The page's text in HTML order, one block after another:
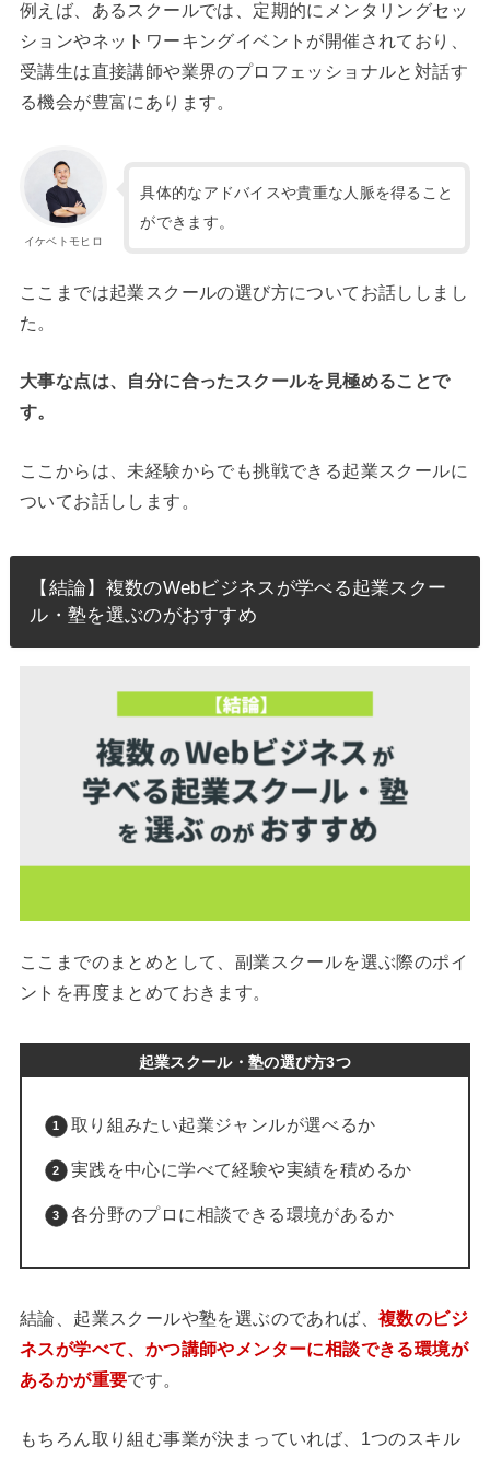
例えば、あるスクールでは、定期的にメンタリングセッ
ションやネットワーキングイベントが開催されており、
受講生は直接講師や業界のプロフェッショナルと対話す
る機会が豊富にあります。
イケベトモヒロ
具体的なアドバイスや貴重な人脈を得ること
ができます。
ここまでは起業スクールの選び方についてお話ししまし
た。
大事な点は、自分に合ったスクールを見極めることで
す。
ここからは、未経験からでも挑戦できる起業スクールに
ついてお話しします。
【結論】複数のWebビジネスが学べる起業スクー
ル・塾を選ぶのがおすすめ
ここまでのまとめとして、副業スクールを選ぶ際のポイ
ントを再度まとめておきます。
起業スクール・塾の選び方3つ
取り組みたい起業ジャンルが選べるか
実践を中心に学べて経験や実績を積めるか
各分野のプロに相談できる環境があるか
結論、起業スクールや塾を選ぶのであれば、 複数のビジ
ネスが学べて、かつ講師やメンターに相談できる環境が
あるかが重要です。
もちろん取り組む事業が決まっていれば、1つのスキル